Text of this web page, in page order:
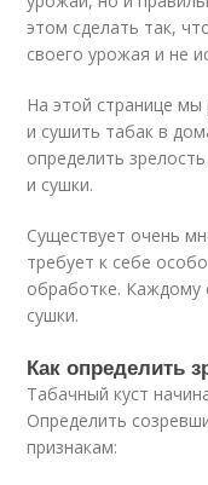
этом сделать так,
своего урожая и не
На этой странице мы
и сушить табак в
определить
и сушки.
Существует очень
требует к себе
обработке. Каждому
сушки.
Как определить
Табачный куст
Определить
признакам: